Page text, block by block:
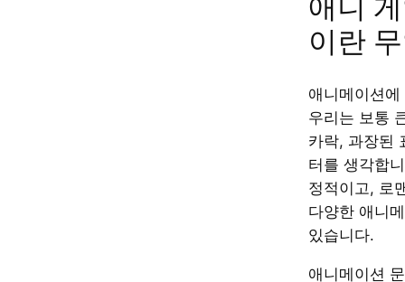
애니
이란
애니메이션
우리는 보통
카락, 과장된
터를 생각합
정적이고, 로
다양한 애니
있습니다.
애니메이션